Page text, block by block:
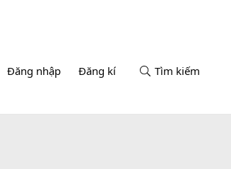
Đăng nhập Đăng kí Tìm kiếm